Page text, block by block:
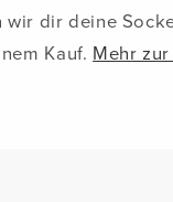
wir dir deine
Kauf. Mehr